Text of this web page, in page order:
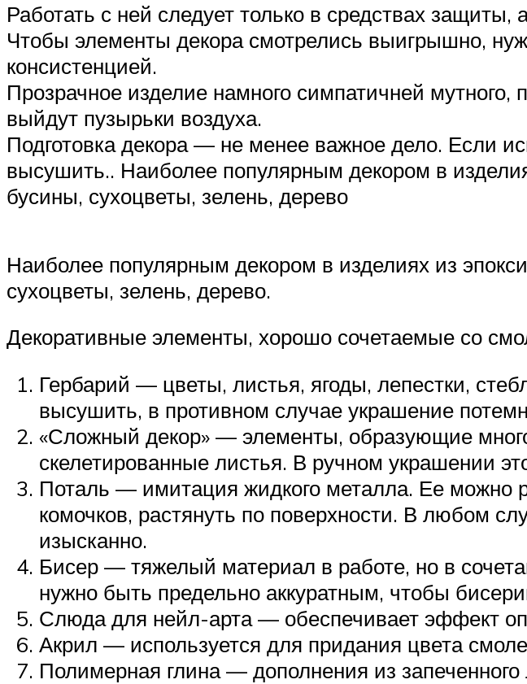
Работать с ней следует только в средствах
Чтобы элементы декора смотрелись выигрышно,
консистенцией.
Прозрачное изделие намного симпатичней мутного,
выйдут пузырьки воздуха.
Подготовка декора — не менее важное дело. Если
высушить.. Наиболее популярным декором в
бусины, сухоцветы, зелень, дерево
Наиболее популярным декором в изделиях из
сухоцветы, зелень, дерево.
Декоративные элементы, хорошо сочетаемые со
Гербарий — цветы, листья, ягоды, лепестки,
высушить, в противном случае украшение
«Сложный декор» — элементы, образующие
скелетированные листья. В ручном украшении
Поталь — имитация жидкого металла. Ее можно
комочков, растянуть по поверхности. В любом
изысканно.
Бисер — тяжелый материал в работе, но в
нужно быть предельно аккуратным, чтобы
Слюда для нейл-арта — обеспечивает эффект
Акрил — используется для придания цвета
Полимерная глина — дополнения из